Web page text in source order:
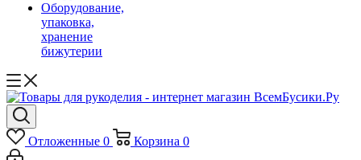
Оборудование,
упаковка,
хранение
бижутерии
Отложенные 0 Корзина 0